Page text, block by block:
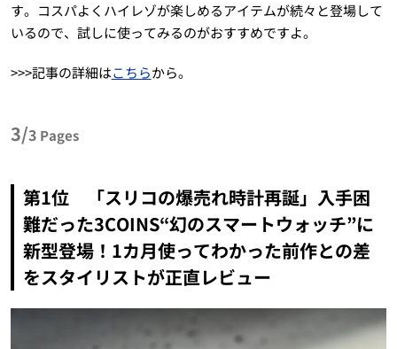
す。コスパよくハイレゾが楽しめるアイテムが続々と登場して
いるので、試しに使ってみるのがおすすめですよ。
>>>記事の詳細はこちらから。
3/3 Pages
第1位 「スリコの爆売れ時計再誕」入手困
難だった3COINS“幻のスマートウォッチ”に
新型登場！1カ月使ってわかった前作との差
をスタイリストが正直レビュー